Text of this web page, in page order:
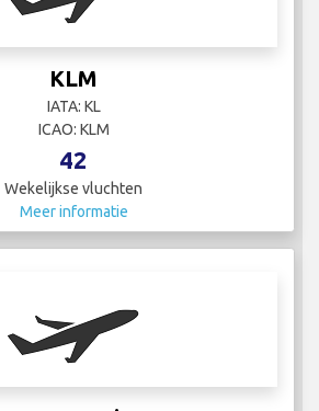
ICAO: KLM
42
Wekelijkse vluchten
Korean Air
9
Wekelijkse vluchten